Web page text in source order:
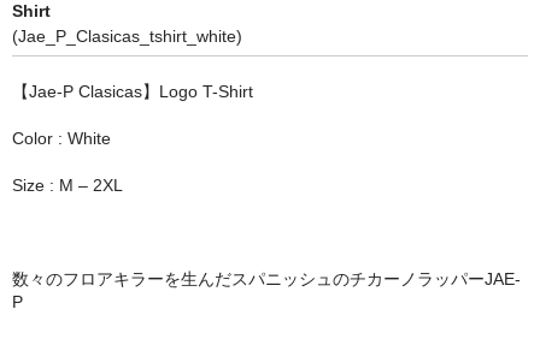
Brown Pride
全商品（ORIGINAL）
ハニーカムトライプ
天ぷらまめすけ
Shirt
(Jae_P_Clasicas_tshirt_white)
【Jae-P Clasicas】Logo T-Shirt
Color : White
Size : M – 2XL
数々のフロアキラーを生んだスパニッシュのチカーノラッパーJAE-
P